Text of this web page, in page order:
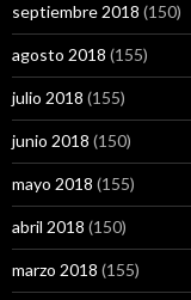
septiembre 2018 (150)
agosto 2018 (155)
julio 2018 (155)
junio 2018 (150)
mayo 2018 (155)
abril 2018 (150)
marzo 2018 (155)